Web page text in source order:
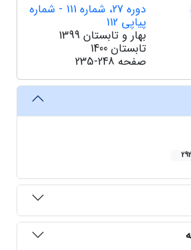
دوره 27، شماره 111 - شماره
پیاپی 112
بهار و تابستان 1399
تابستان 1400
صفحه 235-248